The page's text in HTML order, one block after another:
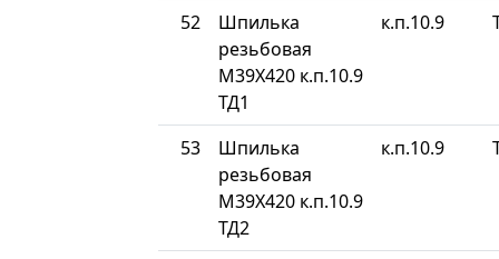
52
Шпилька
резьбовая
М39Х420 к.п.10.9
ТД1
к.п.10.9
53
Шпилька
резьбовая
М39Х420 к.п.10.9
ТД2
к.п.10.9